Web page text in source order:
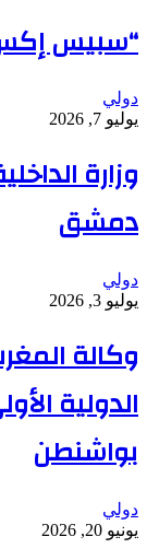
“سبيس إكس” تطلق 81
دولي
يوليو 7, 2026
وزارة
دمشق
دولي
يوليو 3, 2026
وكالة
بواشنطن
دولي
يونيو 20, 2026